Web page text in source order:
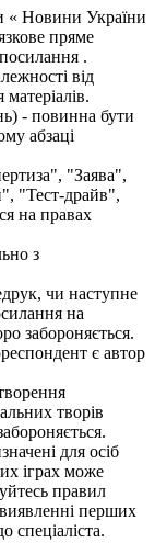
« Новини України
пряме
.
від
- повинна бути
абзаці
"Заява",
"Тест-драйв",
на правах
з
чи наступне
на
забороняється.
є автор
творів
для осіб
іграх може
правил
перших
спеціаліста.